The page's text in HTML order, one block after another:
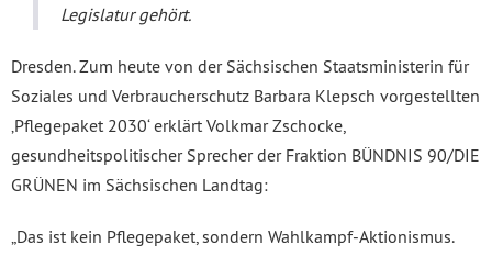
Legislatur gehört.
Dresden. Zum heute von der Sächsischen Staatsministerin für
Soziales und Verbraucherschutz Barbara Klepsch vorgestellten
‚Pflegepaket 2030‘ erklärt Volkmar Zschocke,
gesundheitspolitischer Sprecher der Fraktion BÜNDNIS 90/DIE
GRÜNEN im Sächsischen Landtag:
„Das ist kein Pflegepaket, sondern Wahlkampf-Aktionismus.